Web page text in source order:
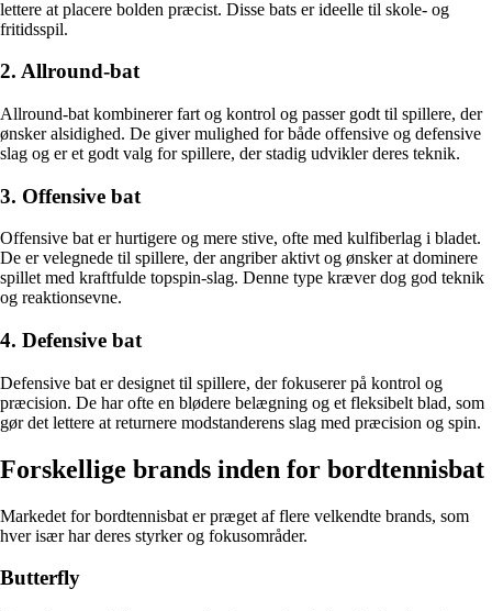
lettere at placere bolden præcist. Disse bats er ideelle til skole- og
fritidsspil.
2. Allround-bat
Allround-bat kombinerer fart og kontrol og passer godt til spillere, der
ønsker alsidighed. De giver mulighed for både offensive og defensive
slag og er et godt valg for spillere, der stadig udvikler deres teknik.
3. Offensive bat
Offensive bat er hurtigere og mere stive, ofte med kulfiberlag i bladet.
De er velegnede til spillere, der angriber aktivt og ønsker at dominere
spillet med kraftfulde topspin-slag. Denne type kræver dog god teknik
og reaktionsevne.
4. Defensive bat
Defensive bat er designet til spillere, der fokuserer på kontrol og
præcision. De har ofte en blødere belægning og et fleksibelt blad, som
gør det lettere at returnere modstanderens slag med præcision og spin.
Forskellige brands inden for bordtennisbat
Markedet for bordtennisbat er præget af flere velkendte brands, som
hver især har deres styrker og fokusområder.
Butterfly